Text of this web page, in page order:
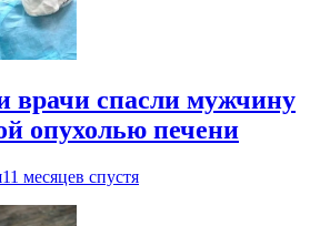
врачи спасли мужчину
опухолью печени
11 месяцев спустя